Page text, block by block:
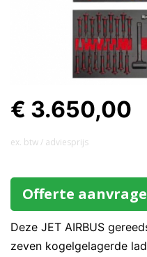
€ 3.650,00
ex. btw / adviesprijs
Offerte
Deze JET AIRBUS
zeven kogelgelagerde